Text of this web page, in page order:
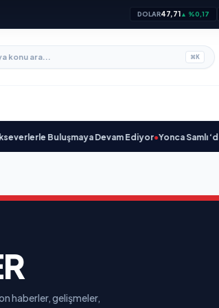
DOLAR47,71▲ %0,17
⌘K
Buluşmaya Devam Ediyor•Yonca Samlı ‘dan
haberler, gelişmeler,